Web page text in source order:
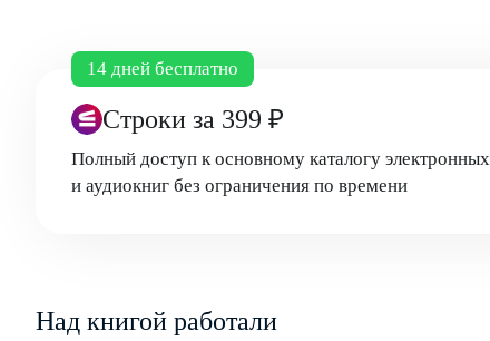
14 дней бесплатно
Строки за 399 ₽
Полный доступ к основному каталогу электронных
и аудиокниг без ограничения по времени
Над книгой работали